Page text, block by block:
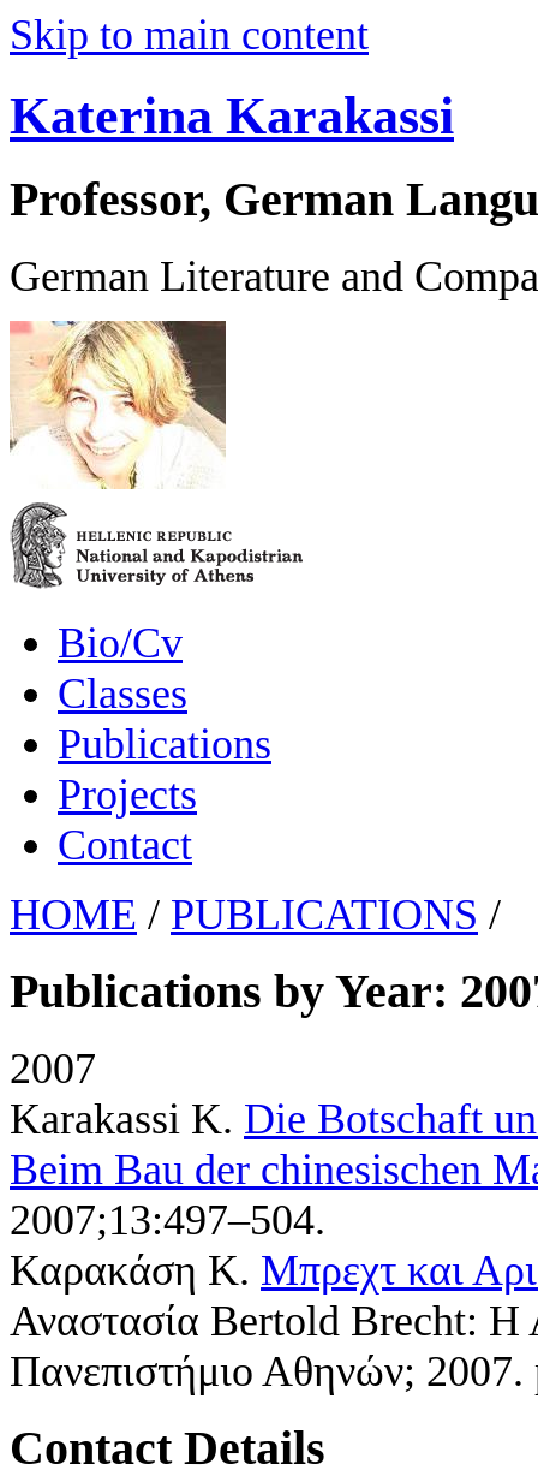
Skip to main content
Katerina Karakassi
Professor, German
German Literature and
Bio/Cv
Classes
Publications
Projects
Contact
HOME / PUBLICATIONS /
Publications by Year:
2007
Karakassi K. Die Botschaft
Beim Bau der chinesischen
2007;13:497–504.
Καρακάση Κ. Μπρεχτ και
Αναστασία Bertold Brecht: Η
Πανεπιστήμιο Αθηνών;
Contact Details